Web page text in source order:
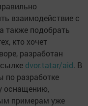
взаимодействие с
также подобрать
кто хочет
разработан
dvor.tatar/aid. В
по разработке
оснащению,
примерам уже